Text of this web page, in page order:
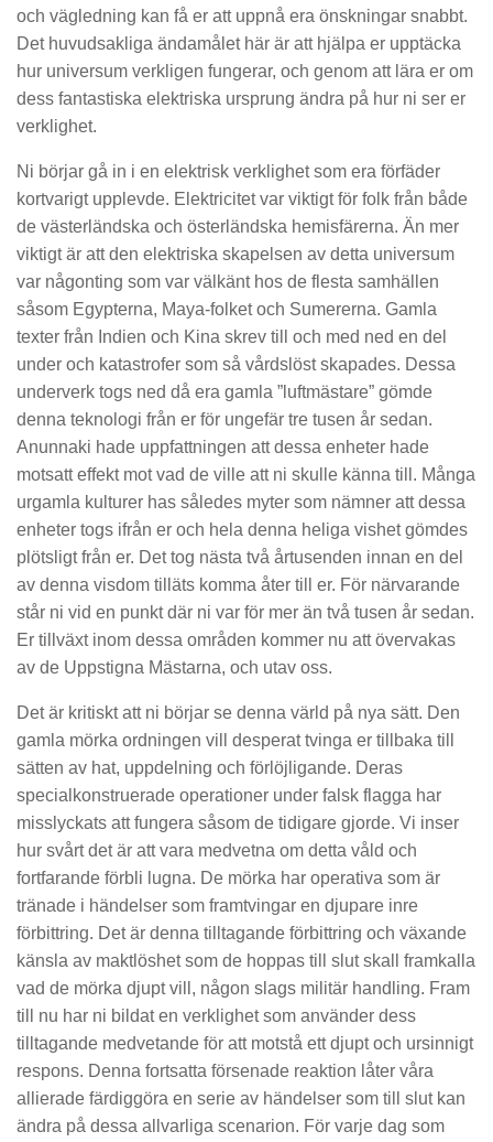
och vägledning kan få er att uppnå era önskningar snabbt.
Det huvudsakliga ändamålet här är att hjälpa er upptäcka
hur universum verkligen fungerar, och genom att lära er om
dess fantastiska elektriska ursprung ändra på hur ni ser er
verklighet.
Ni börjar gå in i en elektrisk verklighet som era förfäder
kortvarigt upplevde. Elektricitet var viktigt för folk från både
de västerländska och österländska hemisfärerna. Än mer
viktigt är att den elektriska skapelsen av detta universum
var någonting som var välkänt hos de flesta samhällen
såsom Egypterna, Maya-folket och Sumererna. Gamla
texter från Indien och Kina skrev till och med ned en del
under och katastrofer som så vårdslöst skapades. Dessa
underverk togs ned då era gamla ”luftmästare” gömde
denna teknologi från er för ungefär tre tusen år sedan.
Anunnaki hade uppfattningen att dessa enheter hade
motsatt effekt mot vad de ville att ni skulle känna till. Många
urgamla kulturer has således myter som nämner att dessa
enheter togs ifrån er och hela denna heliga vishet gömdes
plötsligt från er. Det tog nästa två årtusenden innan en del
av denna visdom tilläts komma åter till er. För närvarande
står ni vid en punkt där ni var för mer än två tusen år sedan.
Er tillväxt inom dessa områden kommer nu att övervakas
av de Uppstigna Mästarna, och utav oss.
Det är kritiskt att ni börjar se denna värld på nya sätt. Den
gamla mörka ordningen vill desperat tvinga er tillbaka till
sätten av hat, uppdelning och förlöjligande. Deras
specialkonstruerade operationer under falsk flagga har
misslyckats att fungera såsom de tidigare gjorde. Vi inser
hur svårt det är att vara medvetna om detta våld och
fortfarande förbli lugna. De mörka har operativa som är
tränade i händelser som framtvingar en djupare inre
förbittring. Det är denna tilltagande förbittring och växande
känsla av maktlöshet som de hoppas till slut skall framkalla
vad de mörka djupt vill, någon slags militär handling. Fram
till nu har ni bildat en verklighet som använder dess
tilltagande medvetande för att motstå ett djupt och ursinnigt
respons. Denna fortsatta försenade reaktion låter våra
allierade färdiggöra en serie av händelser som till slut kan
ändra på dessa allvarliga scenarion. För varje dag som